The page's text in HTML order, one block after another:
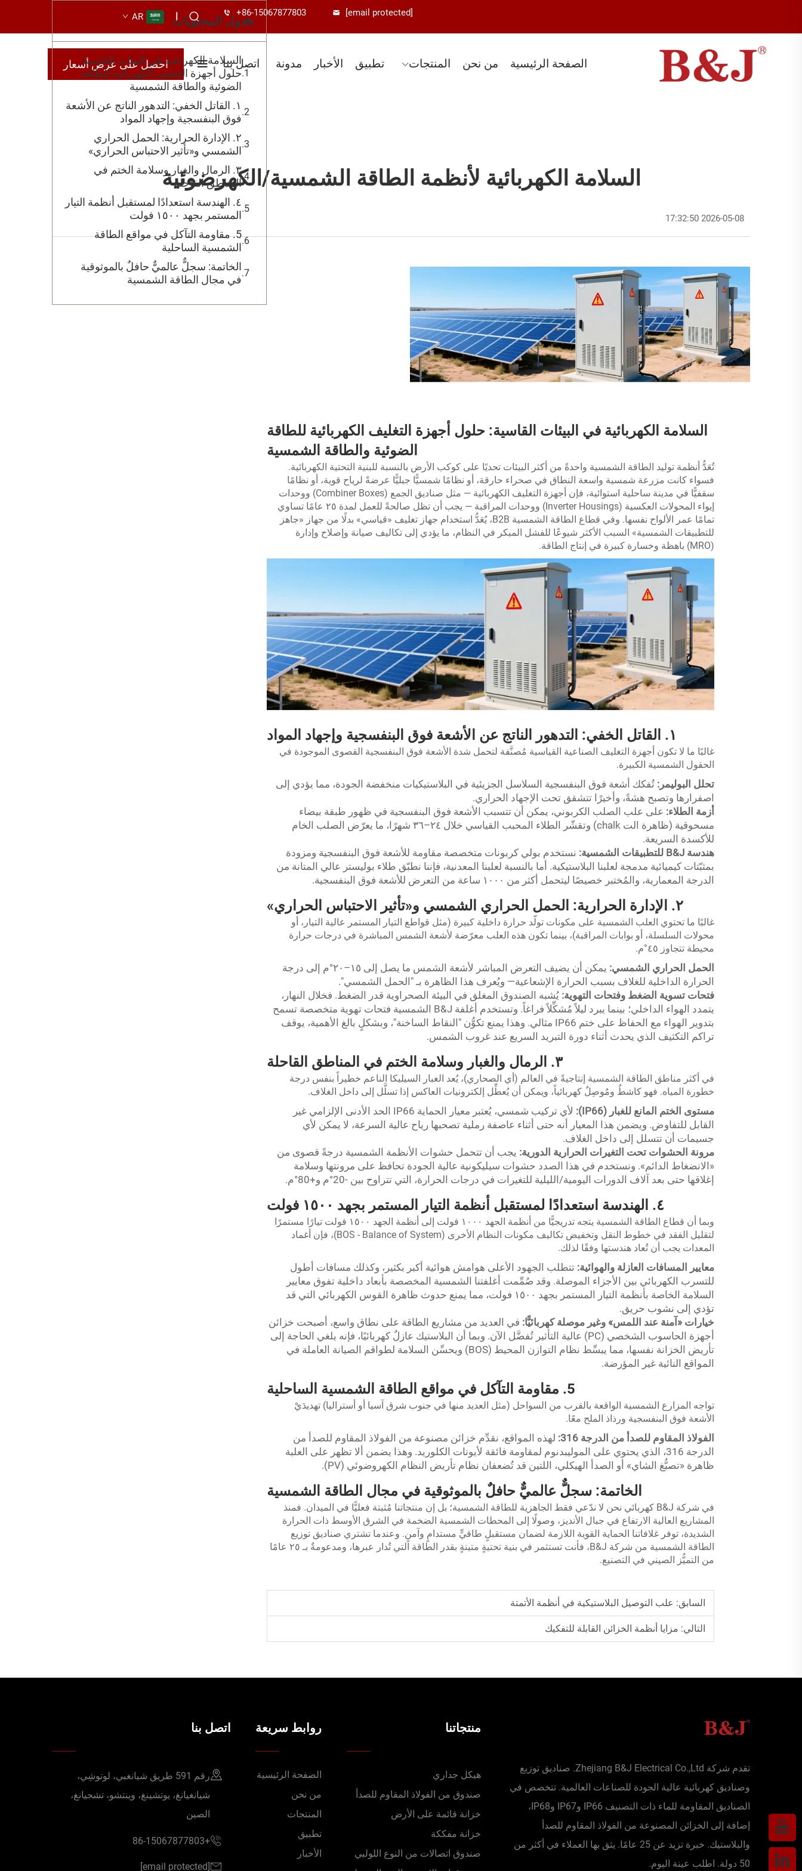
+86-15067877803 [email protected]
|
AR
الصفحة الرئيسية من نحن المنتجات تطبيق الأخبار مدونة اتصل بنا احصل على عرض أسعار
السلامة الكهربائية لأنظمة الطاقة الشمسية/الكهرضوئية
2026-05-08 17:32:50
السلامة الكهربائية في البيئات القاسية: حلول أجهزة التغليف الكهربائية للطاقة
الضوئية والطاقة الشمسية
تُعَدُّ أنظمة توليد الطاقة الشمسية واحدةً من أكثر البيئات تحديًا على كوكب الأرض بالنسبة للبنية التحتية الكهربائية.
فسواء كانت مزرعة شمسية واسعة النطاق في صحراء حارقة، أو نظامًا شمسيًّا جبليًّا عرضةً لرياح قوية، أو نظامًا
سقفيًّا في مدينة ساحلية استوائية، فإن أجهزة التغليف الكهربائية — مثل صناديق الجمع (Combiner Boxes) ووحدات
إيواء المحولات العكسية (Inverter Housings) ووحدات المراقبة — يجب أن تظل صالحةً للعمل لمدة ٢٥ عامًا تساوي
تمامًا عمر الألواح نفسها. وفي قطاع الطاقة الشمسية B2B، يُعَدُّ استخدام جهاز تغليف «قياسي» بدلًا من جهاز «جاهز
للتطبيقات الشمسية» السبب الأكثر شيوعًا للفشل المبكر في النظام، ما يؤدي إلى تكاليف صيانة وإصلاح وإدارة
(MRO) باهظة وخسارة كبيرة في إنتاج الطاقة.
١. القاتل الخفي: التدهور الناتج عن الأشعة فوق البنفسجية وإجهاد المواد
غالبًا ما لا تكون أجهزة التغليف الصناعية القياسية مُصنَّفة لتحمل شدة الأشعة فوق البنفسجية القصوى الموجودة في
الحقول الشمسية الكبيرة.
تحلل البوليمر: تُفكك أشعة فوق البنفسجية السلاسل الجزيئية في البلاستيكيات منخفضة الجودة، مما يؤدي إلى
اصفرارها وتصبح هشةً، وأخيرًا تتشقق تحت الإجهاد الحراري.
أزمة الطلاء: على علب الصلب الكربوني، يمكن أن تتسبب الأشعة فوق البنفسجية في ظهور طبقة بيضاء
مسحوقية (ظاهرة الت chalk) وتقشّر الطلاء المحبب القياسي خلال ٢٤–٣٦ شهرًا، ما يعرّض الصلب الخام
للأكسدة السريعة.
هندسة B&J للتطبيقات الشمسية:
نستخدم بولي كربونات متخصصة مقاومة للأشعة فوق البنفسجية ومزودة
بمثبّتات كيميائية مدمجة لعلبنا البلاستيكية. أما بالنسبة لعلبنا المعدنية، فإننا نطبّق طلاء بوليستر عالي المتانة من
الدرجة المعمارية، والمُختبر خصيصًا ليتحمل أكثر من ١٠٠٠ ساعة من التعرض للأشعة فوق البنفسجية.
٢. الإدارة الحرارية: الحمل الحراري الشمسي و«تأثير الاحتباس الحراري»
غالبًا ما تحتوي العلب الشمسية على مكونات تولّد حرارة داخلية كبيرة (مثل قواطع التيار المستمر عالية التيار، أو
محولات السلسلة، أو بوابات المراقبة)، بينما تكون هذه العلب معرّضة لأشعة الشمس المباشرة في درجات حرارة
محيطة تتجاوز ٤٥°م.
الحمل الحراري الشمسي:
يمكن أن يضيف التعرض المباشر لأشعة الشمس ما يصل إلى ١٥–٢٠°م إلى درجة
الحرارة الداخلية للغلاف بسبب الحرارة الإشعاعية— ويُعرف هذا الظاهرة بـ "الحمل الشمسي".
فتحات تسوية الضغط وفتحات التهوية: يُشبه الصندوق المغلق في البيئة الصحراوية قدر الضغط. فخلال النهار،
يتمدد الهواء الداخلي؛ بينما يبرد ليلاً مُشكِّلاً فراغاً. وتستخدم أغلفة B&J الشمسية فتحات تهوية متخصصة تسمح
بتدوير الهواء مع الحفاظ على ختم IP66 مثالي. وهذا يمنع تكوُّن "النقاط الساخنة"، وبشكلٍ بالغ الأهمية، يوقف
تراكم التكثيف الذي يحدث أثناء دورة التبريد السريع عند غروب الشمس.
٣. الرمال والغبار وسلامة الختم في المناطق القاحلة
في أكثر مناطق الطاقة الشمسية إنتاجيةً في العالم (أي الصحاري)، يُعد الغبار السيليكا الناعم خطيراً بنفس درجة
خطورة المياه. فهو كاشطٌ ومُوصِلٌ كهربائياً، ويمكن أن يُعطِّل إلكترونيات العاكس إذا تسلَّل إلى داخل الغلاف.
مستوى الختم المانع للغبار (IP66):
لأي تركيب شمسي، يُعتبر معيار الحماية IP66 الحد الأدنى الإلزامي غير
القابل للتفاوض. ويضمن هذا المعيار أنه حتى أثناء عاصفة رملية تصحبها رياح عالية السرعة، لا يمكن لأي
جسيمات أن تتسلل إلى داخل الغلاف.
مرونة الحشوات تحت التغيرات الحرارية الدورية: يجب أن تتحمل حشوات الأنظمة الشمسية درجةً قصوى من
«الانضغاط الدائم». ونستخدم في هذا الصدد حشوات سيليكونية عالية الجودة تحافظ على مرونتها وسلامة
إغلاقها حتى بعد آلاف الدورات اليومية/الليلية للتغيرات في درجات الحرارة، التي تتراوح بين -20°م و+80°م.
٤. الهندسة استعدادًا لمستقبل أنظمة التيار المستمر بجهد ١٥٠٠ فولت
وبما أن قطاع الطاقة الشمسية يتجه تدريجيًّا من أنظمة الجهد ١٠٠٠ فولت إلى أنظمة الجهد ١٥٠٠ فولت تيارًا مستمرًا
لتقليل الفقد في خطوط النقل وتخفيض تكاليف مكونات النظام الأخرى (BOS - Balance of System)، فإن أغماد
المعدات يجب أن تُعاد هندستها وفقًا لذلك.
معايير المسافات العازلة والهوائية: تتطلب الجهود الأعلى هوامش هوائية أكبر بكثير، وكذلك مسافات أطول
للتسرب الكهربائي بين الأجزاء الموصلة. وقد صُمِّمت أغلفتنا الشمسية المخصصة بأبعاد داخلية تفوق معايير
السلامة الخاصة بأنظمة التيار المستمر بجهد ١٥٠٠ فولت، مما يمنع حدوث ظاهرة القوس الكهربائي التي قد
تؤدي إلى نشوب حريق.
خيارات «آمنة عند اللمس» وغير موصلة كهربائيًّا: في العديد من مشاريع الطاقة على نطاق واسع، أصبحت خزائن
أجهزة الحاسوب الشخصي (PC) عالية التأثير تُفضَّل الآن. وبما أن البلاستيك عازلٌ كهربائيًا، فإنه يلغي الحاجة إلى
تأريض الخزانة نفسها، مما يبسِّط نظام التوازن المحيط (BOS) ويحسِّن السلامة لطواقم الصيانة العاملة في
المواقع النائية غير المؤرضة.
5. مقاومة التآكل في مواقع الطاقة الشمسية الساحلية
تواجه المزارع الشمسية الواقعة بالقرب من السواحل (مثل العديد منها في جنوب شرق آسيا أو أستراليا) تهديدَيْ
الأشعة فوق البنفسجية ورذاذ الملح معًا.
الفولاذ المقاوم للصدأ من الدرجة 316:
لهذه المواقع، نقدِّم خزائن مصنوعة من الفولاذ المقاوم للصدأ من
الدرجة 316، الذي يحتوي على الموليبدنوم لمقاومة فائقة لأيونات الكلوريد. وهذا يضمن ألا تظهر على العلبة
ظاهرة «تصبُّغ الشاي» أو الصدأ الهيكلي، اللتين قد تُضعفان نظام تأريض النظام الكهروضوئي (PV).
الخاتمة: سجلٌّ عالميٌّ حافلٌ بالموثوقية في مجال الطاقة الشمسية
في شركة B&J كهربائي نحن لا ندّعي فقط الجاهزية للطاقة الشمسية؛ بل إن منتجاتنا مُثبتة فعليًّا في الميدان. فمنذ
المشاريع العالية الارتفاع في جبال الأنديز، وصولًا إلى المحطات الشمسية الضخمة في الشرق الأوسط ذات الحرارة
الشديدة، توفر غلافاتنا الحماية القوية اللازمة لضمان مستقبلٍ طاقيٍّ مستدامٍ وآمنٍ. وعندما تشتري صناديق توزيع
الطاقة الشمسية من شركة B&J، فأنت تستثمر في بنية تحتيةٍ متينةٍ بقدر الطاقة التي تُدار عبرها، ومدعومةٌ بـ ٢٥ عامًا
من التميُّز الصيني في التصنيع.
السابق: علب التوصيل البلاستيكية في أنظمة الأتمتة
التالي: مزايا أنظمة الخزائن القابلة للتفكيك
جدول المحتويات
السلامة الكهربائية في البيئات القاسية:
حلول أجهزة التغليف الكهربائية للطاقة
الضوئية والطاقة الشمسية
١. القاتل الخفي: التدهور الناتج عن الأشعة
فوق البنفسجية وإجهاد المواد
٢. الإدارة الحرارية: الحمل الحراري
الشمسي و«تأثير الاحتباس الحراري»
٣. الرمال والغبار وسلامة الختم في
المناطق القاحلة
٤. الهندسة استعدادًا لمستقبل أنظمة التيار
المستمر بجهد ١٥٠٠ فولت
5. مقاومة التآكل في مواقع الطاقة
الشمسية الساحلية
الخاتمة: سجلٌّ عالميٌّ حافلٌ بالموثوقية
في مجال الطاقة الشمسية
تقدم شركة Zhejiang B&J Electrical Co.,Ltd. صناديق توزيع
وصناديق كهربائية عالية الجودة للصناعات العالمية. تتخصص في
الصناديق المقاومة للماء ذات التصنيف IP66 وIP67 وIP68،
إضافة إلى الخزائن المصنوعة من الفولاذ المقاوم للصدأ
والبلاستيك. خبرة تزيد عن 25 عامًا. يثق بها العملاء في أكثر من
50 دولة. اطلب عينة اليوم.
منتجاتنا
هيكل جداري
صندوق من الفولاذ المقاوم للصدأ
خزانة قائمة على الأرض
خزانة مفككة
صندوق اتصالات من النوع اللولبي
روابط سريعة
الصفحة الرئيسية
من نحن
المنتجات
تطبيق
الأخبار
اتصل بنا
رقم 591 طريق شيانغبي، لوتوشِي،
شيانغيانغ، يوتشينغ، وينتشو، تشجيانغ،
الصين
+86-15067877803